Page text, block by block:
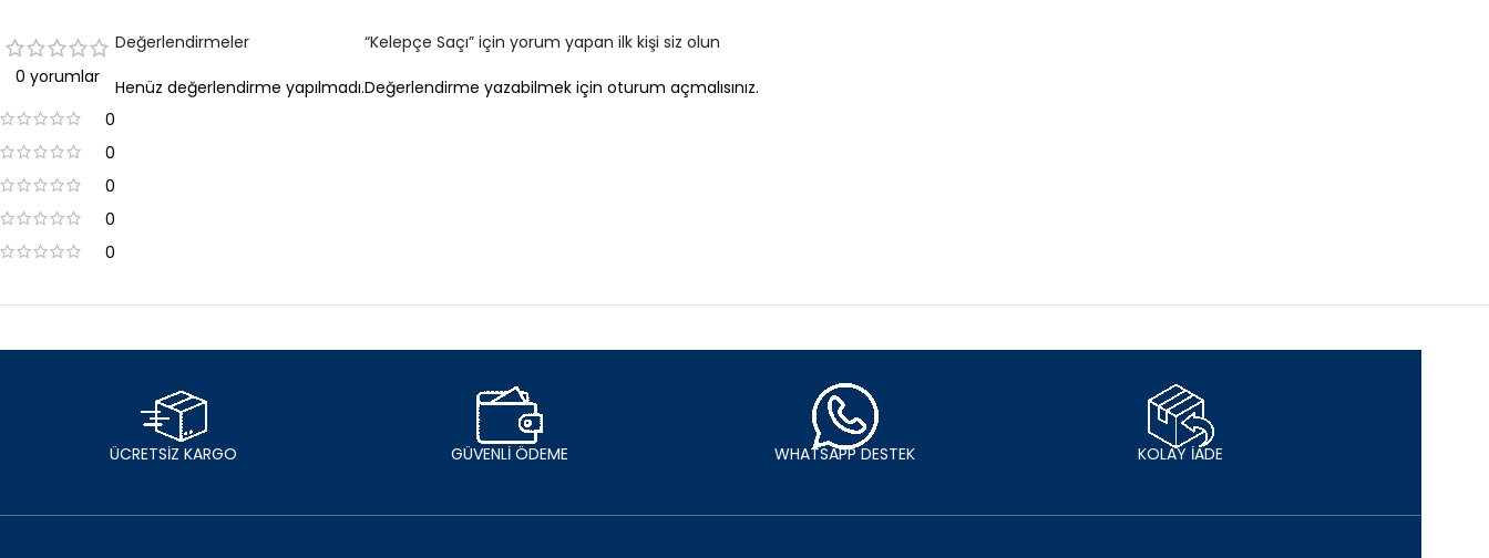
0 yorumlar
0
0
0
0
0
Değerlendirmeler
Henüz değerlendirme yapılmadı.
“Kelepçe Saçı” için yorum yapan ilk kişi siz olun
Değerlendirme yazabilmek için oturum açmalısınız.
ÜCRETSİZ KARGO GÜVENLİ ÖDEME WHATSAPP DESTEK KOLAY İADE